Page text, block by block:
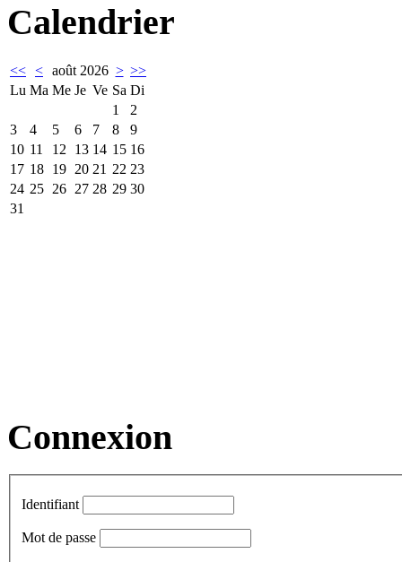
Calendrier
<< < août 2026 > >>
Lu Ma Me Je Ve Sa Di
1
2
3
4 5 6 7 8
9
10 11 12 13 14 15 16
17 18 19 20 21 22 23
24 25 26 27 28 29 30
31
Connexion
Identifiant
Mot de passe